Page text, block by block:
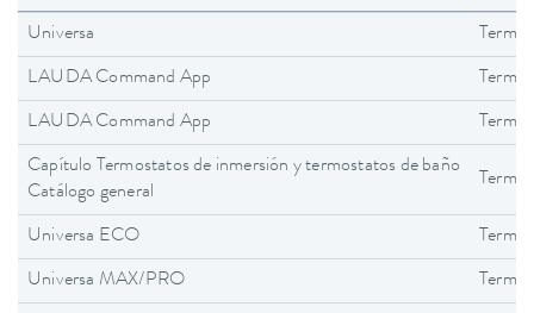
Universa
LAUDA Command App
LAUDA Command App
Capítulo Termostatos de inmersión y termostatos de baño
Catálogo general
Universa ECO
Universa MAX/PRO